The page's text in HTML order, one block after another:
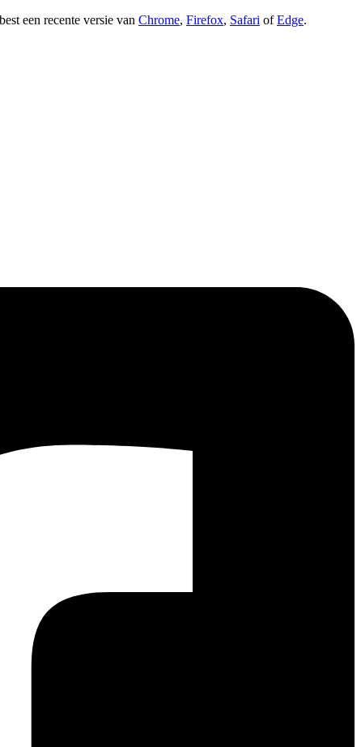
een recente versie van Chrome, Firefox, Safari ofEdge.